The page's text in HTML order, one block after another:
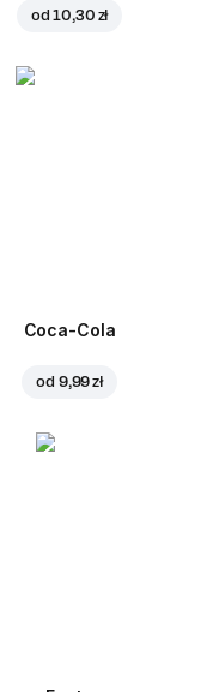
od10,30 zł
Coca-Cola
od 9,99 zł